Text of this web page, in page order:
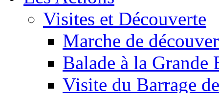
Visites et Découverte
Marche de
Balade à la Grande
Visite du Barrage